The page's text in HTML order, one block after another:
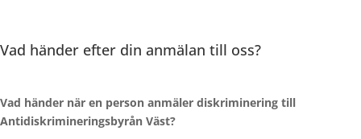
Vad händer efter din anmälan till oss?
Vad händer när en person anmäler diskriminering till
Antidiskrimineringsbyrån Väst?